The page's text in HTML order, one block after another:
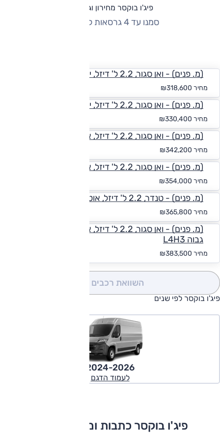
פיג'ו בוקסר מחירון וגרסאות
סמנו עד 4 גרסאות להשוואה
(מ. פנים) - ואן סגור, 2.2 ל' דיזל, ידני, בינוני גבוה L2H2
מחיר
(מ. פנים) - ואן סגור, 2.2 ל' דיזל, ידני, ארוך גבוה L3H2
מחיר
(מ. פנים) - ואן סגור, 2.2 ל' דיזל, אוט', בינוני גבוה L2H2
מחיר
(מ. פנים) - ואן סגור, 2.2 ל' דיזל, אוט', ארוך גבוה L3H2
מחיר
(מ. פנים) - טנדר, 2.2 ל' דיזל, אוט', תא-נהג יחיד, ארוך L3
מחיר
(מ. פנים) - ואן סגור, 2.2 ל' דיזל, אוט', סופר ארוך/ סופר
גבוה L4H3
מחיר
השוואת רכבים
פיג'ו בוקסר לפי שנים
2024-2026
לעמוד הדגם
פיג'ו בוקסר כתבות ומבחני דרכים